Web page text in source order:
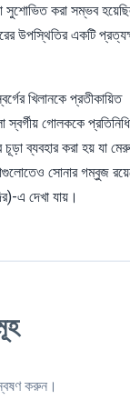
সুশোভিত করা সম্ভব
উপস্থিতির একটি
খিলানকে প্রতীকায়িত
গোলককে
ব্যবহার করা হয় যা মেরু
সোনার গম্বুজ
এ দেখা যায়।
করুন।